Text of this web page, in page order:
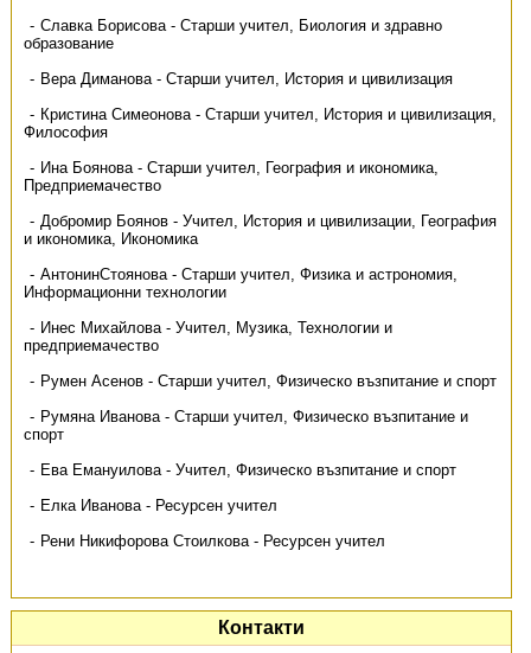
Славка Борисова - Старши учител, Биология и здравно
образование
Вера Диманова - Старши учител, История и цивилизация
Кристина Симеонова - Старши учител, История и цивилизация,
Философия
Ина Боянова - Старши учител, География и икономика,
Предприемачество
Добромир Боянов - Учител, История и цивилизации, География
и икономика, Икономика
АнтонинСтоянова - Старши учител, Физика и астрономия,
Информационни технологии
Инес Михайлова - Учител, Музика, Технологии и
предприемачество
Румен Асенов - Старши учител, Физическо възпитание и спорт
Румяна Иванова - Старши учител, Физическо възпитание и
спорт
Ева Емануилова - Учител, Физическо възпитание и спорт
Елка Иванова - Ресурсен учител
Рени Никифорова Стоилкова - Ресурсен учител
Контакти